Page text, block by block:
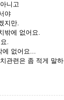
니고
야
지만.
밖에 없어요.
.
에 없어요...
관련은 좀 적게 말